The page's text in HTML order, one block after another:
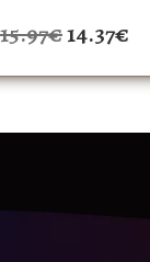
15.97€14.37€